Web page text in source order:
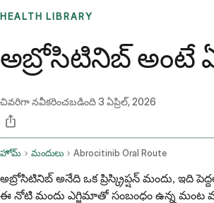
HEALTH LIBRARY
అబ్రోసిటినిబ్
చివరిగా నవీకరించబడింది3 ఏప్రిల్, 2026
హోమ్ మందులు Abrocitinib Oral Route
అబ్రోసిటినిబ్ అనేది ఒక ప్రిస్క్రిప్షన్ మందు,
ఈ నోటి మందు ఎగ్జిమాతో సంబంధం ఉన్న మంట